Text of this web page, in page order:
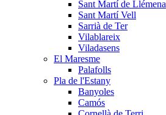
Sant Martí de Llémena
Sant Martí Vell
Sarrià de Ter
Vilablareix
Viladasens
El Maresme
Palafolls
Pla de l'Estany
Banyoles
Camós